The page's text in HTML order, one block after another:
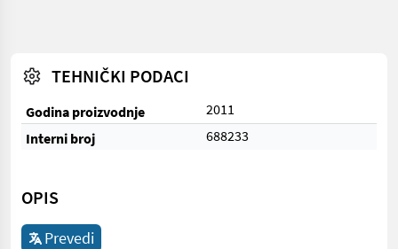
TEHNIČKI PODACI
Godina proizvodnje
2011
Interni broj
688233
OPIS
Prevedi